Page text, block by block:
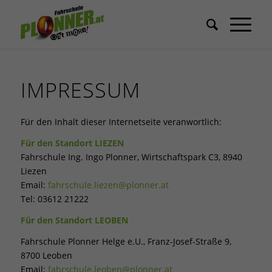
IMPRESSUM
Für den Inhalt dieser Internetseite veranwortlich:
Für den Standort LIEZEN
Fahrschule Ing. Ingo Plonner, Wirtschaftspark C3, 8940
Liezen
Email: fahrschule.liezen@plonner.at
Tel: 03612 21222
Für den Standort LEOBEN
Fahrschule Plonner Helge e.U., Franz-Josef-Straße 9,
8700 Leoben
Email: fahrschule.leoben@plonner.at